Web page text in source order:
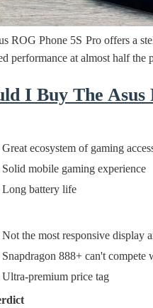
ගීතයේ පද පෙළ
ඉඳලා ගීතයේ පද පෙළ
සද්දෙට දෙන්න ගීතයේ පද පෙළ
පද පෙළ
ගීතයේ පද පෙළ
- සඳට දුක හිතිලා ගීතයේ පද පෙළ
පද පෙළ
පද පෙළ
ROG Phone 5S Pro offers a
performance at almost half the
I Buy The Asus
Great ecosystem of gaming
Solid mobile gaming experience
Long battery life
Not the most responsive display
Snapdragon 888+ can't compete
Ultra-premium price tag